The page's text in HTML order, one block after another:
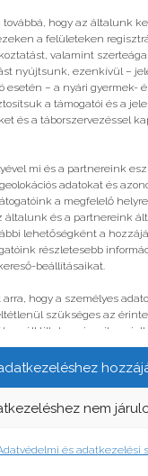
hogy az általunk
a felületeken
valamint
nyújtsunk, ezenkívül –
esetén – a nyári gyermek-
a támogatói és a
és a táborszervezéssel
mi és a partnereink
adatokat és
a megfelelő
általunk és a partnereink
lehetőségként a
részletesebb
beállításaikat.
hogy a személyes
szükséges az
áll tiltakozni az ilyen
a weboldalra érvényesek.
nem
és adatkezelési
és adatkezelési